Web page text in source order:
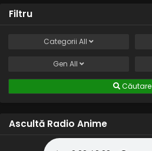
Filtru
Categorii All
Gen All
Căutare
Ascultă Radio Anime